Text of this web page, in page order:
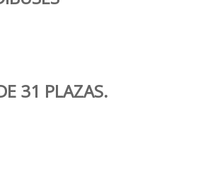
31 PLAZAS.